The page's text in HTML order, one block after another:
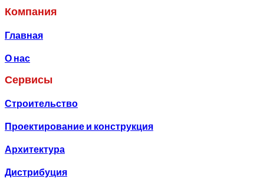
Компания
Главная
О нас
Сервисы
Строительство
Проектирование и конструкция
Архитектура
Дистрибуция